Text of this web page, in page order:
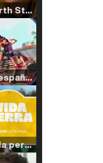
Tráiler 'North Star' (2023)
Tráiler en español de 'La isla olvidada'
Tráiler 'Vida perra' (2026)